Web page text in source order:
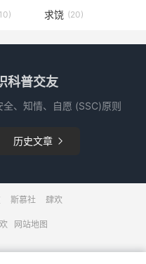
求饶 (20)
科普交友
、知情、自愿 (SSC)原则
历史文章 
斯慕社 肆欢
网站地图